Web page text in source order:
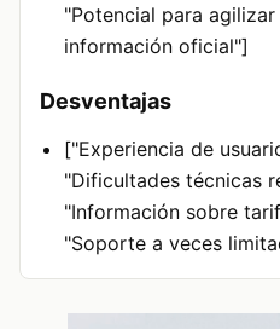
"Potencial para
información oficial"]
Desventajas
["Experiencia de
"Dificultades técnicas
"Información sobre
"Soporte a veces